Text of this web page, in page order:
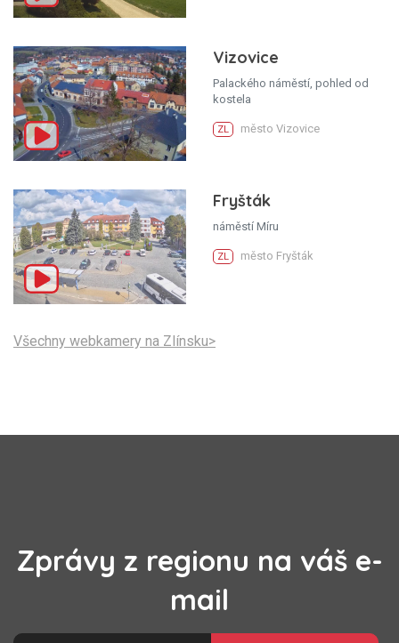
Vizovice
Palackého náměstí, pohled od
kostela
ZL město Vizovice
Fryšták
náměstí Míru
ZL město Fryšták
Všechny webkamery na Zlínsku>
Zprávy z regionu na váš e-
mail